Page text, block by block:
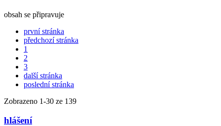
obsah se připravuje
první stránka
předchozí stránka
1
2
3
další stránka
poslední stránka
Zobrazeno 1-30 ze 139
hlášení